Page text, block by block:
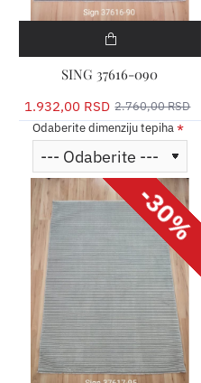
SING 37616-090
1.932,00 RSD 2.760,00 RSD
Odaberite dimenziju tepiha
-30%